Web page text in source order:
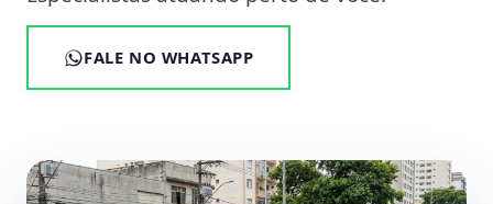
FALE NO WHATSAPP